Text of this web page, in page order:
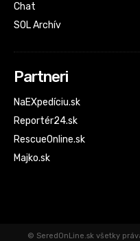
Chat
SOL Archív
Partneri
NaEXpedíciu.sk
Reportér24.sk
RescueOnline.sk
Majko.sk
© SeredOnLine.sk všetky